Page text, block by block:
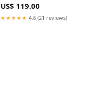
US$ 119.00
★★★★★ 4.6 (21 reviews)